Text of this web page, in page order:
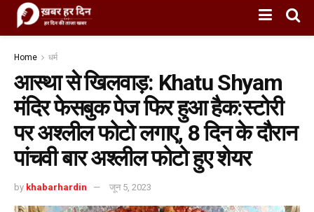
Home धर्म
आस्था से खिलवाड़: Khatu Shyam
मंदिर फेसबुक पेज फिर हुआ हैक:स्टोरी
पर अश्लील फोटो लगाए, 8 दिन के दौरान
पांचवी बार अश्लील फोटो हुए शेयर
by khabarhardin जून 5, 2023